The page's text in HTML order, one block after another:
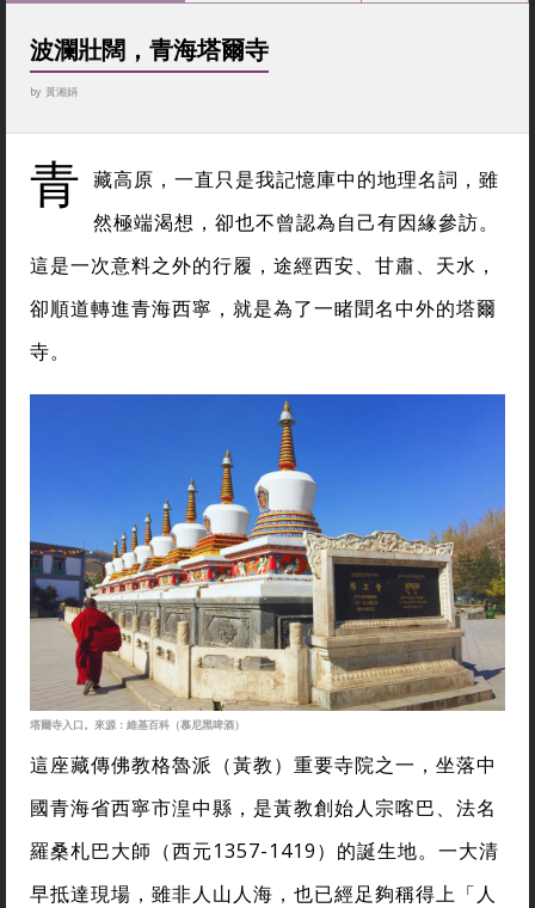
波瀾壯闊，青海塔爾寺
by 黃湘娟
青 藏高原，一直只是我記憶庫中的地理名詞，雖
然極端渴想，卻也不曾認為自己有因緣參訪。
這是一次意料之外的行履，途經西安、甘肅、天水，
卻順道轉進青海西寧，就是為了一睹聞名中外的塔爾
寺。
塔爾寺入口。來源：維基百科（慕尼黑啤酒）
這座藏傳佛教格魯派（黃教）重要寺院之一，坐落中
國青海省西寧市湟中縣，是黃教創始人宗喀巴、法名
羅桑札巴大師（西元1357-1419）的誕生地。一大清
早抵達現場，雖非人山人海，也已經足夠稱得上「人